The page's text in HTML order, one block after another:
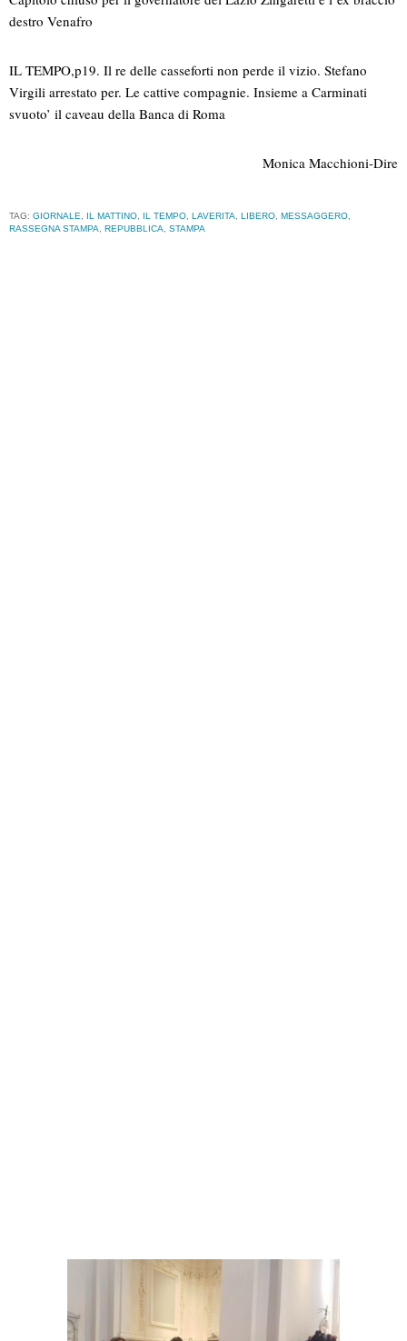
destro Venafro
IL TEMPO,p19. Il re delle casseforti non perde il vizio. Stefano
Virgili arrestato per. Le cattive compagnie. Insieme a Carminati
svuoto’ il caveau della Banca di Roma
Monica Macchioni-Dire
TAG: GIORNALE, IL MATTINO, IL TEMPO, LAVERITA, LIBERO, MESSAGGERO,
RASSEGNA STAMPA, REPUBBLICA, STAMPA